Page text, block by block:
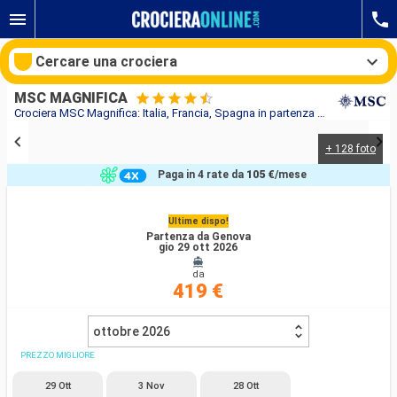
Crociera MSC Magnifica: Italia, Francia, Spagna in partenza da Genova
MSC MAGNIFICA
+ 128 foto
Ultime dispo!
Partenza da Genova
gio 29 ott 2026
da
419 €
Paga in 4 rate da105 €/mese
ottobre 2026
PREZZO MIGLIORE
29 Ott 3 Nov 28 Ott
Cercare una crociera
Compagnie
Ricerca